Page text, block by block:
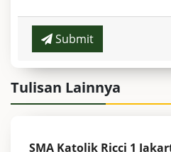
Submit
Tulisan Lainnya
SMA Katolik Ricci 1